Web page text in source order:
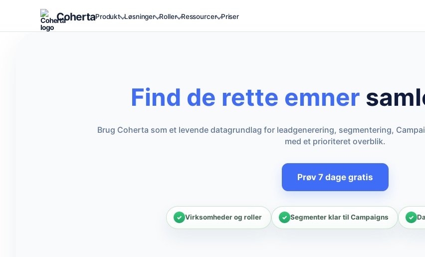
CohertaProdukt Løsninger Roller Ressourcer Priser
Find de rette emner
Brug Coherta som et levende datagrundlag for leadgenerering, segmentering,
med et prioriteret overblik.
Prøv 7 dage gratis
Virksomheder og roller Segmenter klar til Campaigns